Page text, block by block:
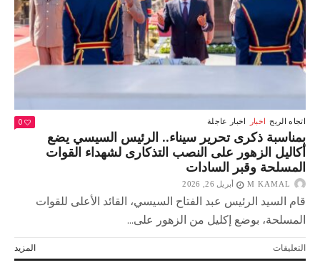
شعار
اقتصاد
قوي
مغلقة
اتجاه الريح اخبار اخبار عاجلة 0
بمناسبة ذكرى تحرير سيناء.. الرئيس السيسي يضع
أكاليل الزهور على النصب التذكارى لشهداء القوات
المسلحة وقبر السادات
M KAMAL أبريل 26, 2026
قام السيد الرئيس عبد الفتاح السيسي، القائد الأعلى للقوات
المسلحة، بوضع إكليل من الزهور على...
المزيد التعليقاتعلى
بمناسبة